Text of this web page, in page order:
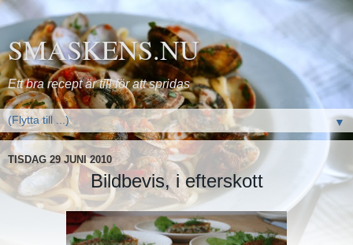
SMASKENS.NU
Ett bra recept är till för att spridas
▼
TISDAG 29 JUNI 2010
Bildbevis, i efterskott